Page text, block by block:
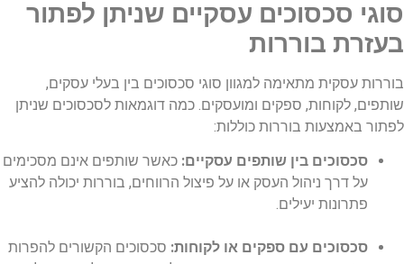
סוגי סכסוכים עסקיים שניתן לפתור
בעזרת בוררות
בוררות עסקית מתאימה למגוון סוגי סכסוכים בין בעלי עסקים,
שותפים, לקוחות, ספקים ומועסקים. כמה דוגמאות לסכסוכים שניתן
לפתור באמצעות בוררות כוללות:
סכסוכים בין שותפים עסקיים: כאשר שותפים אינם מסכימים
על דרך ניהול העסק או על פיצול הרווחים, בוררות יכולה להציע
פתרונות יעילים.
סכסוכים עם ספקים או לקוחות: סכסוכים הקשורים להפרות